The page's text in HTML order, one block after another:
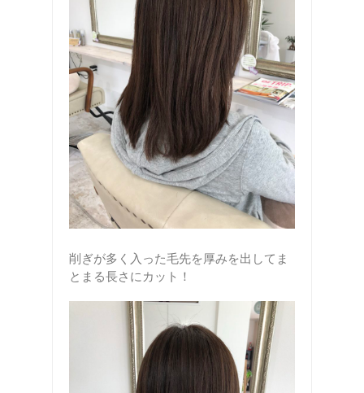
削ぎが多く入った毛先を厚みを出してま
とまる長さにカット！